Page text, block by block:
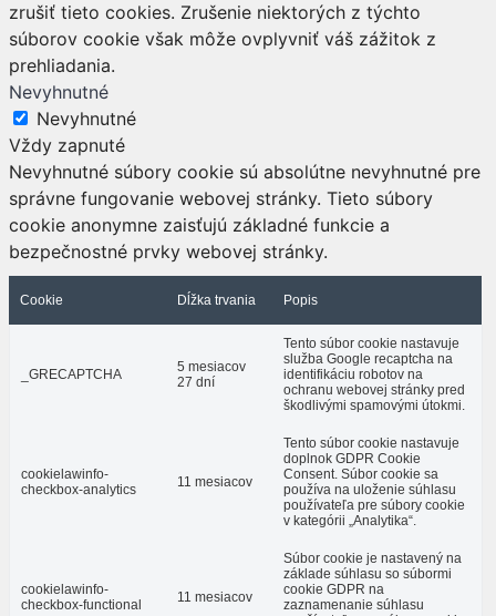
zrušiť tieto cookies. Zrušenie niektorých z týchto
súborov cookie však môže ovplyvniť váš zážitok z
prehliadania.
Nevyhnutné
Nevyhnutné
Vždy zapnuté
Nevyhnutné súbory cookie sú absolútne nevyhnutné pre
správne fungovanie webovej stránky. Tieto súbory
cookie anonymne zaisťujú základné funkcie a
bezpečnostné prvky webovej stránky.
Cookie Dĺžka trvania Popis
_GRECAPTCHA
5 mesiacov
27 dní
Tento súbor cookie nastavuje
služba Google recaptcha na
identifikáciu robotov na
ochranu webovej stránky pred
škodlivými spamovými útokmi.
cookielawinfo-
checkbox-analytics
11 mesiacov
Tento súbor cookie nastavuje
doplnok GDPR Cookie
Consent. Súbor cookie sa
používa na uloženie súhlasu
používateľa pre súbory cookie
v kategórii „Analytika“.
cookielawinfo-
checkbox-functional
11 mesiacov
Súbor cookie je nastavený na
základe súhlasu so súbormi
cookie GDPR na
zaznamenanie súhlasu